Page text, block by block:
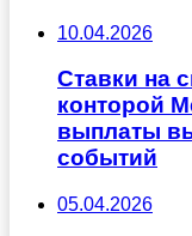
10.04.2026
Ставки на
конторой
выплаты
событий
05.04.2026